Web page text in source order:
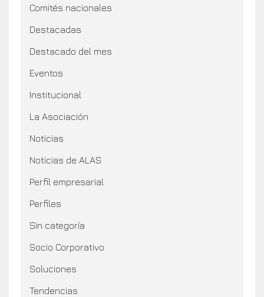
Comités nacionales
Destacadas
Destacado del mes
Eventos
Institucional
La Asociación
Noticias
Noticias de ALAS
Perfil empresarial
Perfiles
Sin categoría
Socio Corporativo
Soluciones
Tendencias